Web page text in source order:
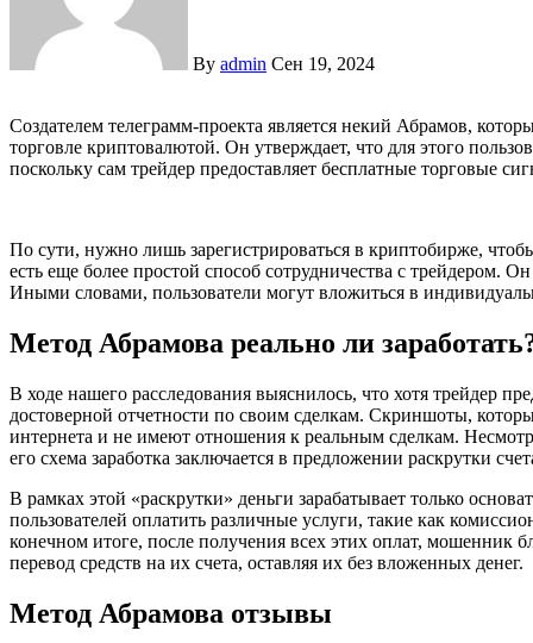
By admin Сен 19, 2024
Создателем телеграмм-проекта является некий Абрамов, который предлагает своей аудитории зарабатывать на
торговле криптовалютой. Он утверждает, что для этого
поскольку сам трейдер предоставляет бесплатные торговые
По сути, нужно лишь зарегистрироваться в криптобирже,
есть еще более простой способ сотрудничества с трейдером.
Иными словами, пользователи могут вложиться в
Метод Абрамова реально ли
В ходе нашего расследования выяснилось, что хотя трейдер
достоверной отчетности по своим сделкам. Скриншоты,
интернета и не имеют отношения к реальным сделкам.
его схема заработка заключается в предложении раскрутки
В рамках этой «раскрутки» деньги зарабатывает только
пользователей оплатить различные услуги, такие как
конечном итоге, после получения всех этих оплат, мошенник
перевод средств на их счета, оставляя их без вложенных денег.
Метод Абрамова отзывы